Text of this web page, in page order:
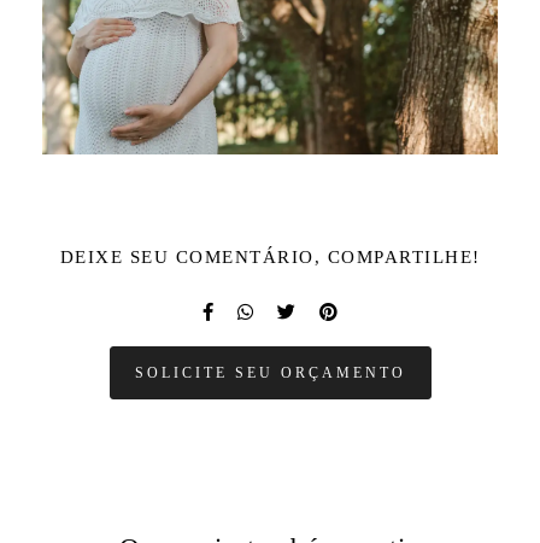
DEIXE SEU COMENTÁRIO, COMPARTILHE!
SOLICITE SEU ORÇAMENTO